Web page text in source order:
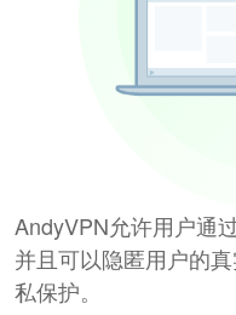
AndyVPN允许用户通
并且可以隐匿用户的
私保护。